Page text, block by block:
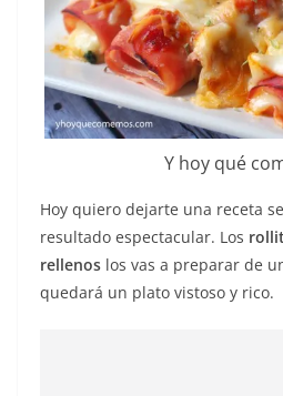
Y hoy qué
Hoy quiero dejarte una receta
resultado espectacular. Los
rellenos los vas a preparar de
quedará un plato vistoso y rico.